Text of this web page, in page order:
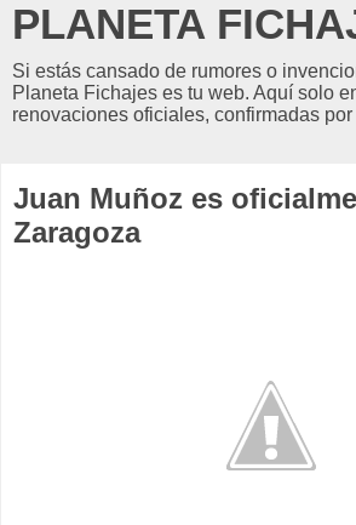
PLANETA
Si estás cansado de rumores o
Planeta Fichajes es tu web. Aquí solo
renovaciones oficiales, confirmadas
Juan Muñoz es
Zaragoza